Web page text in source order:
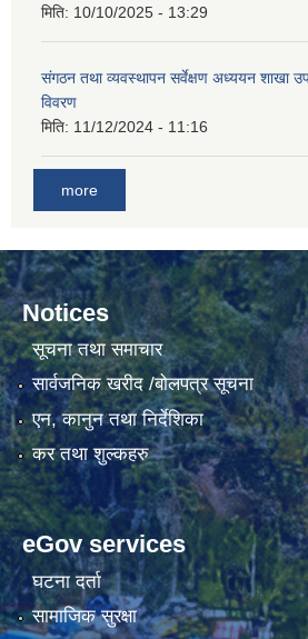
मिति: 10/10/2025 - 13:29
संगठन तथा व्यवस्थापन सर्वेक्षण अध्ययन शाखा
विवरण
मिति: 11/12/2024 - 11:16
more
Notices
सूचना तथा समाचार
सार्वजनिक खरीद /बोलपत्र सूचना
एन, कानुन तथा निर्देशिका
कर तथा शुल्कहरु
eGov services
घटना दर्ता
सामाजिक सुरक्षा